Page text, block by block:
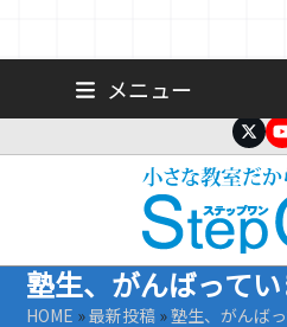
メニュー
塾生、がんばってい
HOME »最新投稿 »塾生、がんば